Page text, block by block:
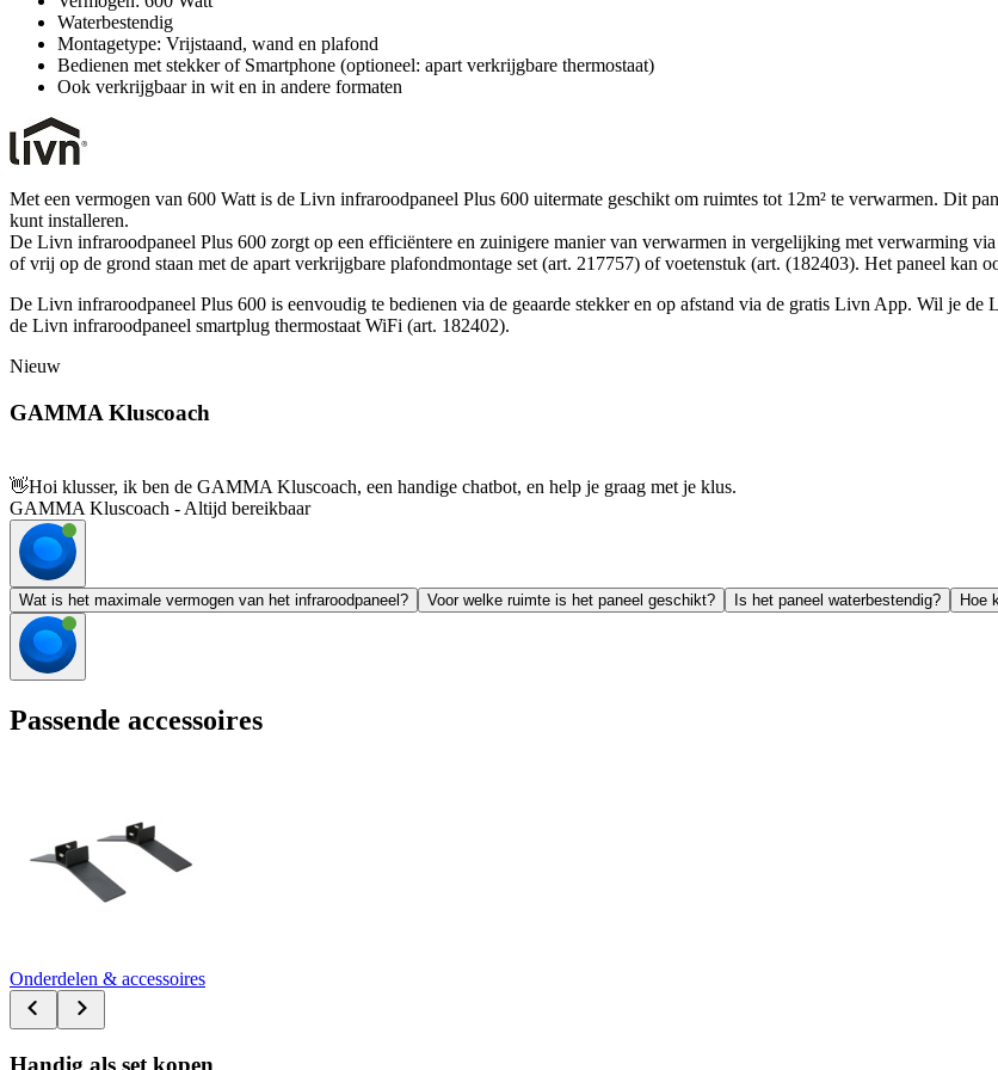
Waterbestendig
Montagetype: Vrijstaand, wand en plafond
Bedienen met stekker of Smartphone (optioneel: apart verkrijgbare thermostaat)
Ook verkrijgbaar in wit en in andere formaten
Met een vermogen van 600 Watt is de Livn infraroodpaneel Plus 600 uitermate geschikt om ruimtes tot 12m² te verwarmen. Dit
kunt installeren.
De Livn infraroodpaneel Plus 600 zorgt op een efficiëntere en zuinigere manier van verwarmen in vergelijking met verwarming
of vrij op de grond staan met de apart verkrijgbare plafondmontage set (art. 217757) of voetenstuk (art. (182403). Het paneel kan
De Livn infraroodpaneel Plus 600 is eenvoudig te bedienen via de geaarde stekker en op afstand via de gratis Livn App. Wil je
de Livn infraroodpaneel smartplug thermostaat WiFi (art. 182402).
Nieuw
GAMMA Kluscoach
👋Hoi klusser, ik ben de GAMMA Kluscoach, een handige chatbot, en help je graag met je klus.
GAMMA Kluscoach - Altijd bereikbaar
Wat is het maximale vermogen van het infraroodpaneel? Voor welke ruimte is het paneel geschikt? Is het paneel waterbestendig? Hoe
Passende accessoires
Onderdelen & accessoires
Handig als set kopen